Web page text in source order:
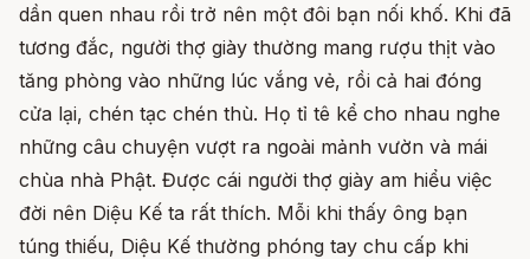
dần quen nhau rồi trở nên một đôi bạn nối khố. Khi đã
tương đắc, người thợ giày thường mang rượu thịt vào
tăng phòng vào những lúc vắng vẻ, rồi cả hai đóng
cửa lại, chén tạc chén thù. Họ tỉ tê kể cho nhau nghe
những câu chuyện vượt ra ngoài mảnh vườn và mái
chùa nhà Phật. Được cái người thợ giày am hiểu việc
đời nên Diệu Kế ta rất thích. Mỗi khi thấy ông bạn
túng thiếu, Diệu Kế thường phóng tay chu cấp khi